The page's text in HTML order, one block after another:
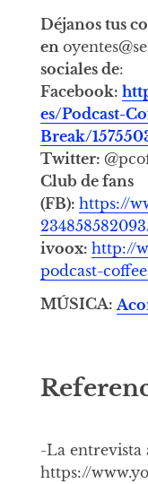
Déjanos tus
en
sociales de:
Facebook:
es/Podcast-
Break/
Twitter:
Club de fans
(FB): https://
ivoox: http://
podcast-
MÚSICA:
-La entrevista
https://